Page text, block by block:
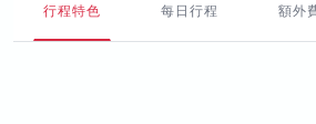
行程特色 每日行程 額外